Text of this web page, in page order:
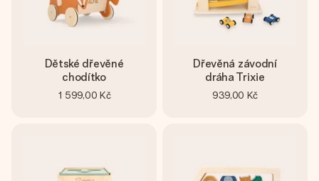
Dětské dřevěné
chodítko
1 599,00 Kč
Dřevěná závodní
dráha Trixie
939,00 Kč